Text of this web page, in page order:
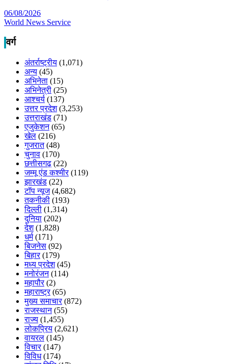
06/08/2026
World News Service
वर्ग
अंतर्राष्ट्रीय (1,071)
अन्य (45)
अभिनेता (15)
अभिनेत्री (25)
आश्चर्य (137)
उत्तर प्रदेश(3,253)
उत्तराखंड (71)
एजुकेशन(65)
खेल (216)
गुजरात(48)
चुनाव (170)
छत्तीसगढ़ (22)
जम्मू एंड कश्मीर(119)
झारखंड (22)
टॉप न्यूज(4,682)
तकनीकी (193)
दिल्ली (1,314)
दुनिया (202)
देश(1,828)
धर्म(171)
बिजनेस (92)
बिहार(179)
मध्य प्रदेश(45)
मनोरंजन(114)
महापौर(2)
महाराष्ट्र(65)
मुख्य समाचार(872)
राजस्थान(55)
राज्य (1,455)
लोकप्रिय (2,621)
वायरल (145)
विचार(147)
विविध(174)